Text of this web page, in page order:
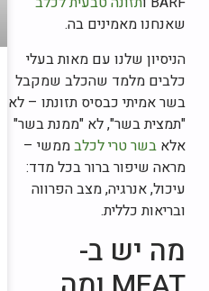
שאנחנו מאמינים בה.
הניסיון שלנו עם מאות בעלי
כלבים מלמד שהכלב שמקבל
בשר אמיתי כבסיס תזונתו – לא
"תמצית בשר", לא "ממנת בשר"
אלא בשר טרי לכלבממשי –
מראה שיפור ברור בכל מדד:
עיכול, אנרגיה, מצב הפרווה
ובריאות כללית.
מה יש ב-